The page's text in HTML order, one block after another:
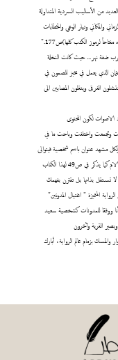
من الأساليب السردية المتداولة
والمكاني وتيار الوعي والخطابات
(ولكون كتاب المحو هو فهرس من فهارس الكتب كلها، فلابد أن تكون رموزه مفتاحاً لرموز الكتب كلها)ص177."
ضفة نهر... حيث كانت النخلة
نخلة اخرى" ص186.. "كان ابني عثمان الذي يعمل في مخبز للصمون في
الغرقى وينقلون المصابين الى
وتجمعت واختلفت وباحت ما في
ولكل مشهد عنوان باسم شخصية فيتوالى
البوح والسرد والتواصل بدفع الآحداث ناهيك عن تسطير مفردات الكتاب الام كما يذكر في ص49 لهذا الكتاب
لا تستقل بذاتها بل تقترن بفهمك
عن الرواية المتميزة " اغتيال المدونين"
ووفقا للمدونات كشخصية سعيد
القرية وآخرون
بزمام عالم الرواية، أبارك